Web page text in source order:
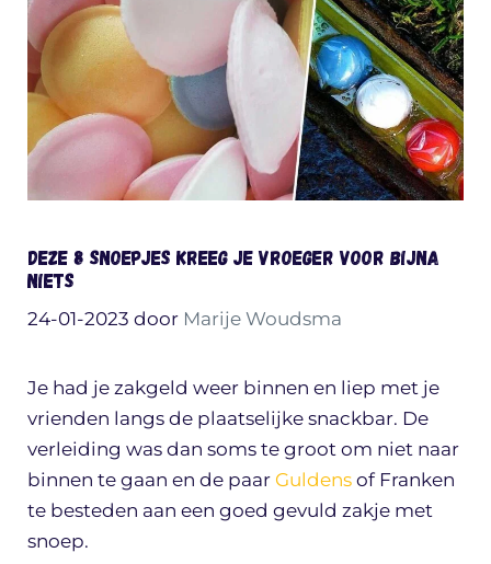
Deze 8 snoepjes kreeg je vroeger voor bijna
niets
24-01-2023 door Marije Woudsma
Je had je zakgeld weer binnen en liep met je
vrienden langs de plaatselijke snackbar. De
verleiding was dan soms te groot om niet naar
binnen te gaan en de paar Guldens of Franken
te besteden aan een goed gevuld zakje met
snoep.